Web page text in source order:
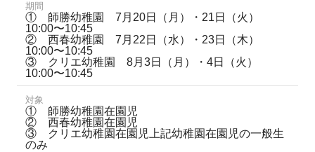
期間
① 師勝幼稚園 7月20日（月）・21日（火）
10:00〜10:45
② 西春幼稚園 7月22日（水）・23日（木）
10:00〜10:45
③ クリエ幼稚園 8月3日（月）・4日（火）
10:00〜10:45
対象
① 師勝幼稚園在園児
② 西春幼稚園在園児
③ クリエ幼稚園在園児 上記幼稚園在園児の一般生
のみ